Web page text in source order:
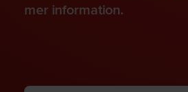
mer information.